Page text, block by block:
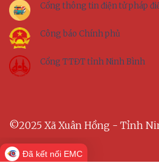
Cổng thông tin điện tử pháp
Công báo Chính phủ
Cổng TTĐT tỉnh Ninh Bình
©2025 Xã Xuân Hồng - Tỉnh
Đã kết nối EMC